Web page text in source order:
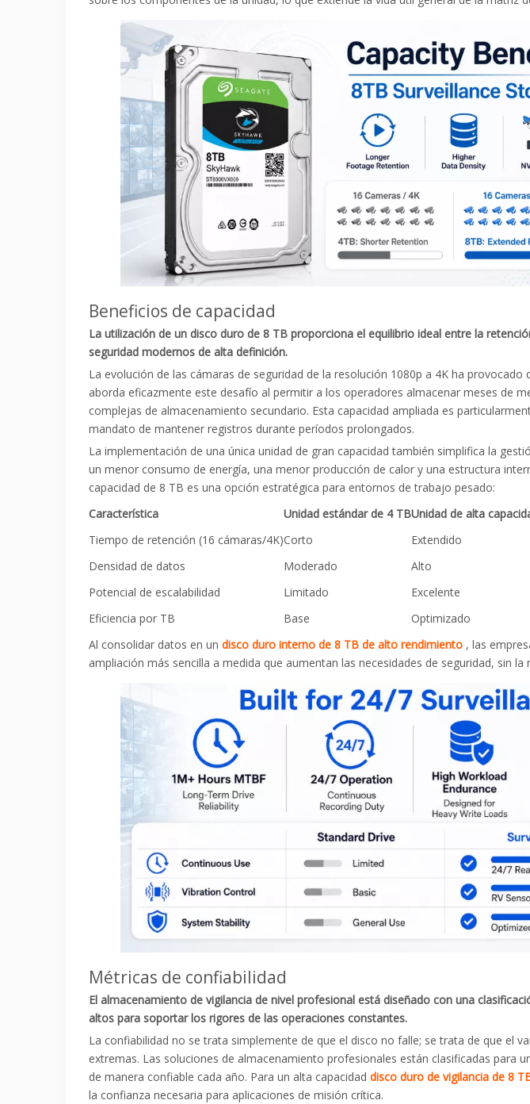
Beneficios de capacidad
La utilización de un disco duro de 8 TB proporciona el equilibrio ideal entre la
seguridad modernos de alta definición.
La evolución de las cámaras de seguridad de la resolución 1080p a 4K ha
aborda eficazmente este desafío al permitir a los operadores almacenar meses de
complejas de almacenamiento secundario. Esta capacidad ampliada es
mandato de mantener registros durante períodos prolongados.
La implementación de una única unidad de gran capacidad también simplifica la
un menor consumo de energía, una menor producción de calor y una estructura
capacidad de 8 TB es una opción estratégica para entornos de trabajo pesado:
Característica
Unidad estándar de 4 TBUnidad de alta
Tiempo de retención (16 cámaras/4K)Corto
Extendido
Densidad de datos
Moderado
Alto
Potencial de escalabilidad
Limitado
Excelente
Eficiencia por TB
Base
Optimizado
Al consolidar datos en un disco duro interno de 8 TB de alto rendimiento , las
ampliación más sencilla a medida que aumentan las necesidades de seguridad, sin
Métricas de confiabilidad
El almacenamiento de vigilancia de nivel profesional está diseñado con una
altos para soportar los rigores de las operaciones constantes.
La confiabilidad no se trata simplemente de que el disco no falle; se trata de que el
extremas. Las soluciones de almacenamiento profesionales están clasificadas para
de manera confiable cada año. Para un alta capacidad disco duro de vigilancia de 8
la confianza necesaria para aplicaciones de misión crítica.